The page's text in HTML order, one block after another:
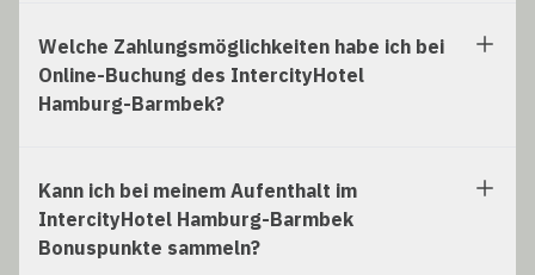
Welche Zahlungsmöglichkeiten habe ich bei
Online-Buchung des IntercityHotel
Hamburg-Barmbek?
Kann ich bei meinem Aufenthalt im
IntercityHotel Hamburg-Barmbek
Bonuspunkte sammeln?